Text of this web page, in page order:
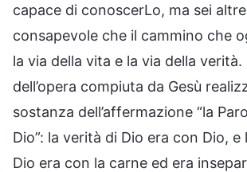
capace di conoscerLo, ma sei
consapevole che il cammino che
la via della vita e la via della verità.
dell’opera compiuta da Gesù
sostanza dell’affermazione “la
Dio”: la verità di Dio era con Dio, e
Dio era con la carne ed era